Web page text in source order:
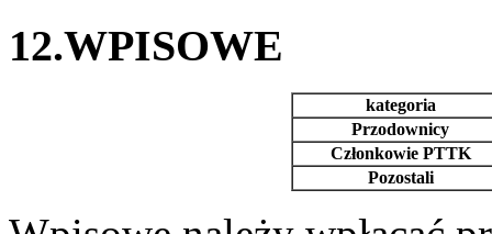
12.WPISOWE
kategoria
Przodownicy
Członkowie PTTK
Pozostali